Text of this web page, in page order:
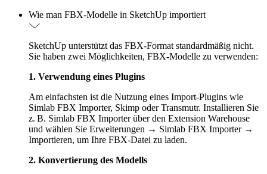
Wie man FBX-Modelle in SketchUp importiert
SketchUp unterstützt das FBX-Format standardmäßig nicht.
Sie haben zwei Möglichkeiten, FBX-Modelle zu verwenden:
1. Verwendung eines Plugins
Am einfachsten ist die Nutzung eines Import-Plugins wie
Simlab FBX Importer, Skimp oder Transmutr. Installieren Sie
z. B. Simlab FBX Importer über den Extension Warehouse
und wählen Sie Erweiterungen → Simlab FBX Importer →
Importieren, um Ihre FBX-Datei zu laden.
2. Konvertierung des Modells